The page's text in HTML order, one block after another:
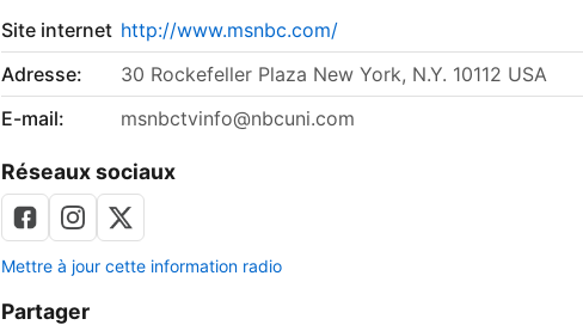
Site internet http://www.msnbc.com/
Adresse:
30 Rockefeller Plaza New York, N.Y. 10112 USA
E-mail:
msnbctvinfo@nbcuni.com
Réseaux sociaux
Mettre à jour cette information radio
Partager